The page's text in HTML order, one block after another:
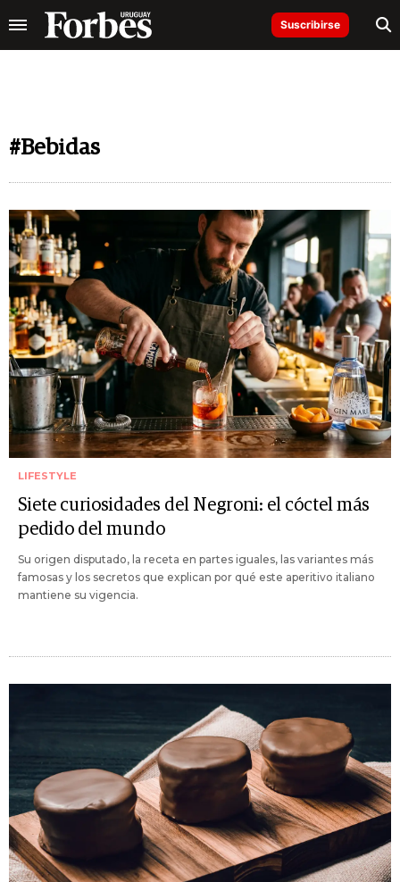
Suscribirse
#Bebidas
LIFESTYLE
Siete curiosidades del Negroni: el cóctel más
pedido del mundo
Su origen disputado, la receta en partes iguales, las variantes más
famosas y los secretos que explican por qué este aperitivo italiano
mantiene su vigencia.